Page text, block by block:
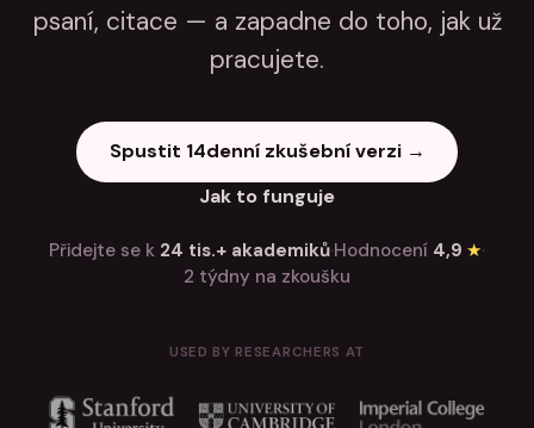
psaní, citace — a zapadne do toho, jak už
pracujete.
Spustit 14denní zkušební verzi →
Jak to funguje
Přidejte se k 24 tis.+ akademiků·Hodnocení 4,9 ★·
2 týdny na zkoušku
USED BY RESEARCHERS AT